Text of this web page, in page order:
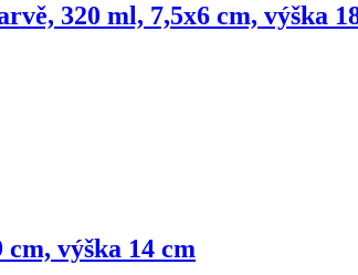
320 ml, 7,5x6 cm, výška
výška 14 cm